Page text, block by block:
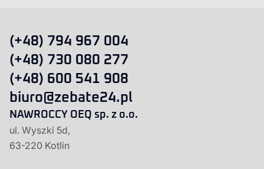
(+48) 794 967 004
(+48) 730 080 277
(+48) 600 541 908
biuro@zebate24.pl
NAWROCCY OEQ sp. z o.o.
ul. Wyszki 5d,
63-220 Kotlin